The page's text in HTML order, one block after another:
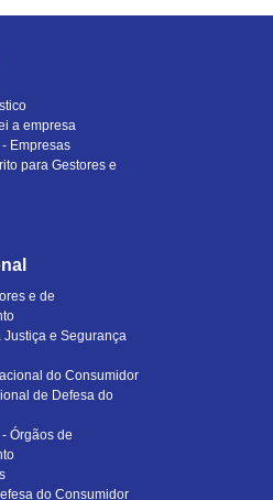
a empresa
Empresas
para Gestores e
e de
Justiça e Segurança
do Consumidor
de Defesa do
Órgãos de
do Consumidor